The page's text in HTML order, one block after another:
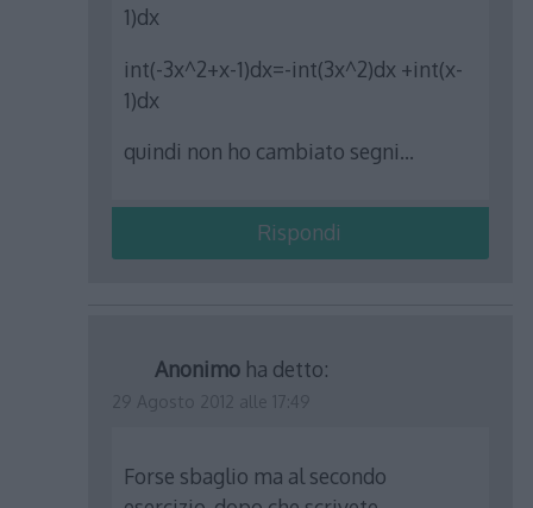
1)dx
int(-3x^2+x-1)dx=-int(3x^2)dx +int(x-
1)dx
quindi non ho cambiato segni…
Rispondi
Anonimo ha detto:
Forse sbaglio ma al secondo